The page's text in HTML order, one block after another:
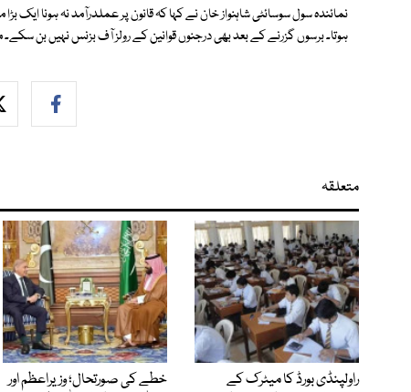
نمائندہ سول سوسائٹی شاہنواز خان نے کہا کہ قانون پر عملدرآمد نہ ہونا ایک
ہوتا۔ برسوں گزرنے کے بعد بھی درجنوں قوانین کے رولز آف بزنس نہیں بن
متعلقہ
راولپنڈی بورڈ کا میٹرک کے
خطے کی صورتحال؛ وزیراعظم اور